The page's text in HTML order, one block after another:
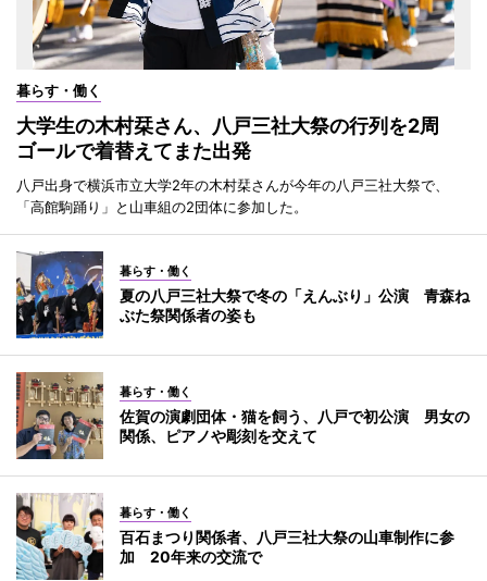
暮らす・働く
大学生の木村栞さん、八戸三社大祭の行列を2周
ゴールで着替えてまた出発
八戸出身で横浜市立大学2年の木村栞さんが今年の八戸三社大祭で、
「高館駒踊り」と山車組の2団体に参加した。
暮らす・働く
夏の八戸三社大祭で冬の「えんぶり」公演 青森ね
ぶた祭関係者の姿も
暮らす・働く
佐賀の演劇団体・猫を飼う、八戸で初公演 男女の
関係、ピアノや彫刻を交えて
暮らす・働く
百石まつり関係者、八戸三社大祭の山車制作に参
加 20年来の交流で